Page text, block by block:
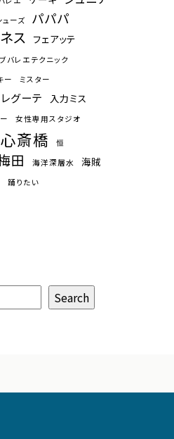
ーズ パパパ
ス フェアッテ
バレエテクニック
ー ミスター
レグーテ 入力ミス
女性専用スタジオ
心斎橋 恒
田 海洋深層水 海賊
踊りたい
Search